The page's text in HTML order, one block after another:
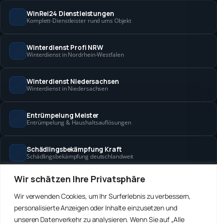
Wir schätzen Ihre Privatsphäre
Wir verwenden Cookies, um Ihr Surferlebnis zu verbessern,
personalisierte Anzeigen oder Inhalte einzusetzen und
unseren Datenverkehr zu analysieren. Wenn Sie auf „Alle
WinRei24 Dienstleistungen
Komplett-Dienstleister rund ums Objekt
Winterdienst Profi NRW
Winterdienst in Nordrhein-Westfalen
Winterdienst Niedersachsen
Winterdienst in Niedersachsen
Entrümpelung Meister
Entrümpelung & Haushaltsauflösungen
Schädlingsbekämpfung Kraft
Schädlingsbekämpfung deutschlandweit
Hanse Objektservice
Winterdienst Hansa